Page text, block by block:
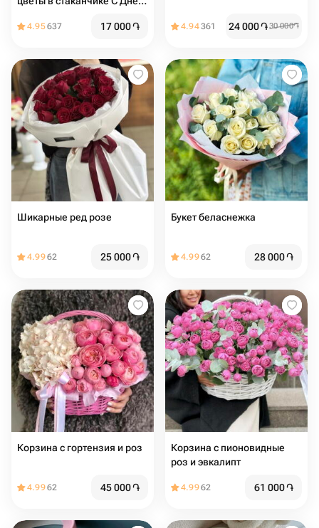
альстромерия, роза)
4.95637 17 000֏ 4.94361 24 000֏30 000֏
Шикарные ред розе
4.9962 25 000֏
Букет беласнежка
4.9962 28 000֏
Корзина с гортензия и роз
4.9962 45 000֏
Корзина с пионовидные
роз и эвкалипт
4.9962 61 000֏